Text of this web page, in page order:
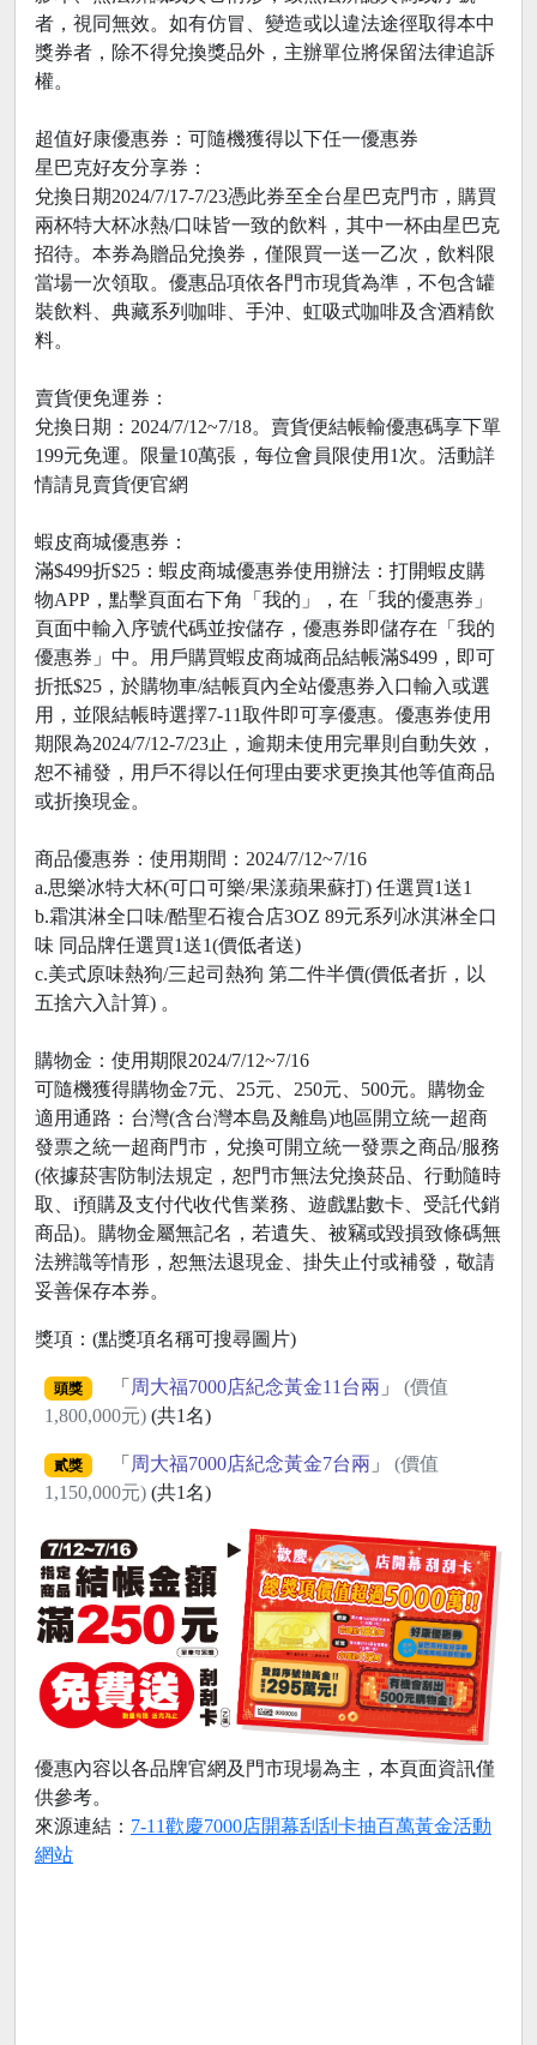
者，視同無效。如有仿冒、變造或以違法途徑取得本中
獎券者，除不得兌換獎品外，主辦單位將保留法律追訴
權。
超值好康優惠券：可隨機獲得以下任一優惠券
星巴克好友分享券：
兌換日期2024/7/17-7/23憑此券至全台星巴克門市，購買
兩杯特大杯冰熱/口味皆一致的飲料，其中一杯由星巴克
招待。本券為贈品兌換券，僅限買一送一乙次，飲料限
當場一次領取。優惠品項依各門市現貨為準，不包含罐
裝飲料、典藏系列咖啡、手沖、虹吸式咖啡及含酒精飲
料。
賣貨便免運券：
兌換日期：2024/7/12~7/18。賣貨便結帳輸優惠碼享下單
199元免運。限量10萬張，每位會員限使用1次。活動詳
情請見賣貨便官網
蝦皮商城優惠券：
滿$499折$25：蝦皮商城優惠券使用辦法：打開蝦皮購
物APP，點擊頁面右下角「我的」，在「我的優惠券」
頁面中輸入序號代碼並按儲存，優惠券即儲存在「我的
優惠券」中。用戶購買蝦皮商城商品結帳滿$499，即可
折抵$25，於購物車/結帳頁內全站優惠券入口輸入或選
用，並限結帳時選擇7-11取件即可享優惠。優惠券使用
期限為2024/7/12-7/23止，逾期未使用完畢則自動失效，
恕不補發，用戶不得以任何理由要求更換其他等值商品
或折換現金。
商品優惠券：使用期間：2024/7/12~7/16
a.思樂冰特大杯(可口可樂/果漾蘋果蘇打) 任選買1送1
b.霜淇淋全口味/酷聖石複合店3OZ 89元系列冰淇淋全口
味 同品牌任選買1送1(價低者送)
c.美式原味熱狗/三起司熱狗 第二件半價(價低者折，以
五捨六入計算) 。
購物金：使用期限2024/7/12~7/16
可隨機獲得購物金7元、25元、250元、500元。購物金
適用通路：台灣(含台灣本島及離島)地區開立統一超商
發票之統一超商門市，兌換可開立統一發票之商品/服務
(依據菸害防制法規定，恕門市無法兌換菸品、行動隨時
取、i預購及支付代收代售業務、遊戲點數卡、受託代銷
商品)。購物金屬無記名，若遺失、被竊或毀損致條碼無
法辨識等情形，恕無法退現金、掛失止付或補發，敬請
妥善保存本券。
獎項：(點獎項名稱可搜尋圖片)
頭獎 「 周大福7000店紀念黃金11台兩 」 (價值
1,800,000元) (共1名)
貳獎 「 周大福7000店紀念黃金7台兩 」 (價值
1,150,000元) (共1名)
優惠內容以各品牌官網及門市現場為主，本頁面資訊僅
供參考。
來源連結： 7-11歡慶7000店開幕刮刮卡抽百萬黃金活動
網站